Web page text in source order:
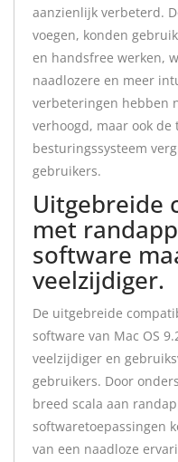
aanzienlijk verbeterd.
voegen, konden
en handsfree werken,
naadlozere en meer
verbeteringen hebben
verhoogd, maar ook
besturingssysteem
gebruikers.
Uitgebreide
met
software
veelzijdiger.
De uitgebreide
software van Mac OS
veelzijdiger en
gebruikers. Door
breed scala aan
softwaretoepassingen
van een naadloze